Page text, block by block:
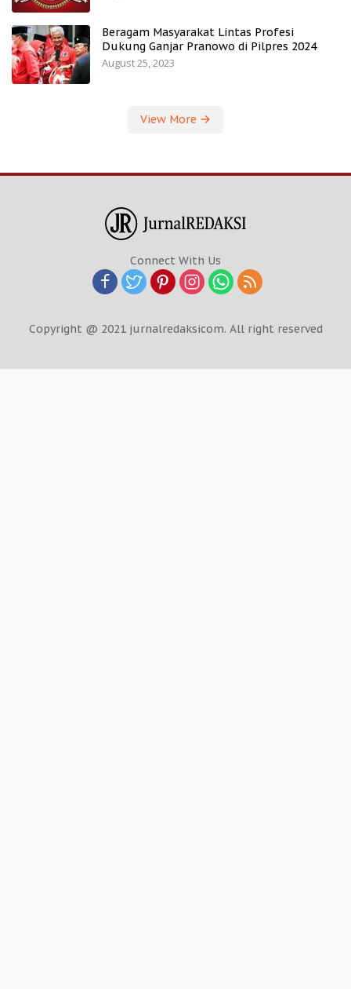
Beragam Masyarakat Lintas Profesi
Dukung Ganjar Pranowo di Pilpres 2024
August 25, 2023
View More
Connect With Us
Copyright @ 2021 jurnalredaksicom. All right reserved